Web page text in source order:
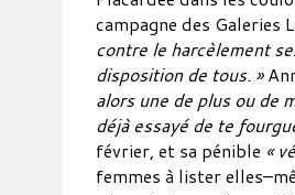
campagne des Galeries
contre le harcèlement
disposition de tous. »
alors une de plus ou de
déjà essayé de te
février, et sa pénible «
femmes à lister